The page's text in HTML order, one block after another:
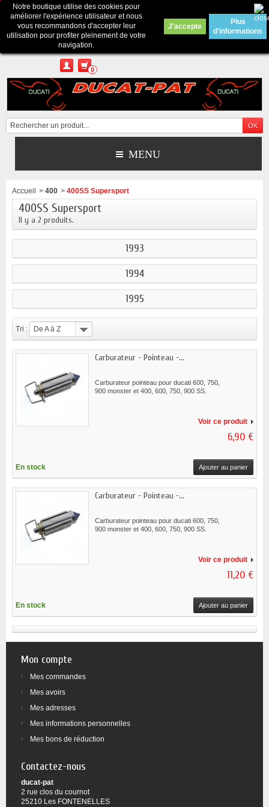
Contactez-nous
Appelez-nous au :Pour tous renseignements : merci d'envoyer un mail
depuis le formulaire de contact ou sur ducatpat25@gmail.com
0
MENU
Notre boutique utilise des cookies pour
améliorer l'expérience utilisateur et nous
vous recommandons d'accepter leur
utilisation pour profiter pleinement de votre
navigation.
J'accepte
Plus
d'informations
Accueil > 400 > 400SS Supersport
400SS Supersport
Il y a 2 produits.
1993
1994
1995
Tri : De A à Z
Carburateur - Pointeau -...
Carburateur pointeau pour ducati 600, 750,
900 monster et 400, 600, 750, 900 SS.
Voir ce produit
6,90 €
En stock Ajouter au panier
Carburateur - Pointeau -...
Carburateur pointeau pour ducati 600, 750,
900 monster et 400, 600, 750, 900 SS.
Voir ce produit
11,20 €
En stock Ajouter au panier
Mon compte
Mes commandes
Mes avoirs
Mes adresses
Mes informations personnelles
Mes bons de réduction
Contactez-nous
ducat-pat
2 rue clos du cournot
25210 Les FONTENELLES